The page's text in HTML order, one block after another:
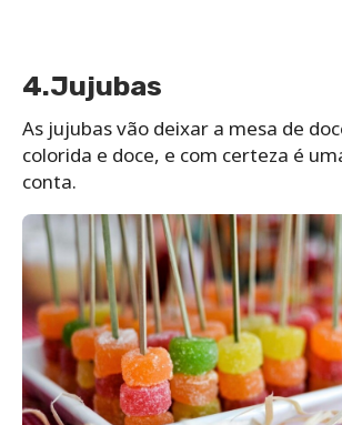
4.Jujubas
As jujubas vão deixar a mesa de
colorida e doce, e com certeza é
conta.